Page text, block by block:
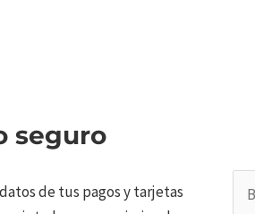
seguro
de tus pagos y tarjetas